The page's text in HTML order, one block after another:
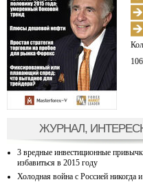
ЖУРНАЛ,
3 вредные инвестиционные
избавиться в 2015 году
Холодная война с Россией никогда и